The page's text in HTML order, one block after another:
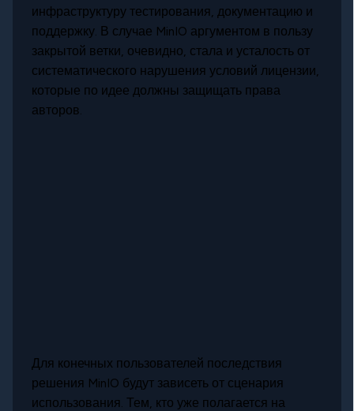
инфраструктуру тестирования, документацию и
поддержку. В случае MinIO аргументом в пользу
закрытой ветки, очевидно, стала и усталость от
систематического нарушения условий лицензии,
которые по идее должны защищать права
авторов.
Для конечных пользователей последствия
решения MinIO будут зависеть от сценария
использования. Тем, кто уже полагается на